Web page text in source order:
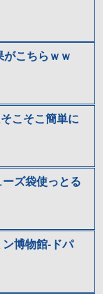
がこちらｗｗ
こそこ簡単に
ズ袋使っとる
ン博物館-ドパ